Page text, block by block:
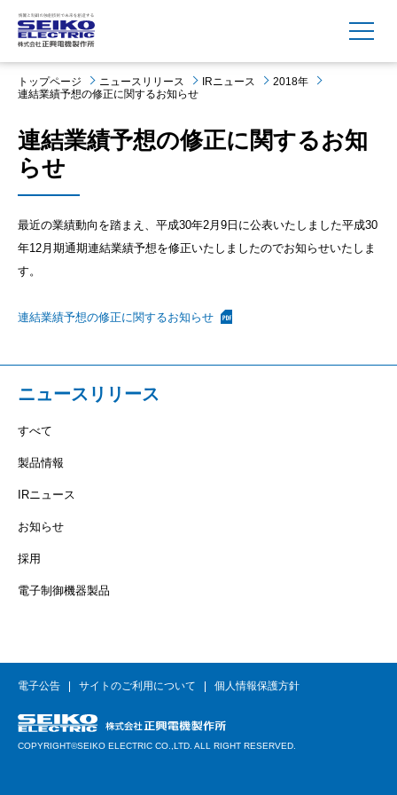
MENU
トップページ ニュースリリース IRニュース
2018年
連結業績予想の修正に関するお知らせ
連結業績予想の修正に関するお知
らせ
最近の業績動向を踏まえ、平成30年2月9日に公表いたしました平成30
年12月期通期連結業績予想を修正いたしましたのでお知らせいたしま
す。
連結業績予想の修正に関するお知らせ
ニュースリリース
すべて
製品情報
IRニュース
お知らせ
採用
電子制御機器製品
電子公告 サイトのご利用について 個人情報保護方針
COPYRIGHT©SEIKO ELECTRIC CO.,LTD. ALL RIGHT RESERVED.